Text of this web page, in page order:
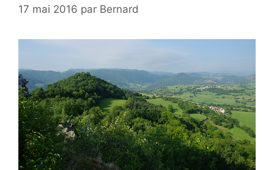
17 mai 2016 par Bernard